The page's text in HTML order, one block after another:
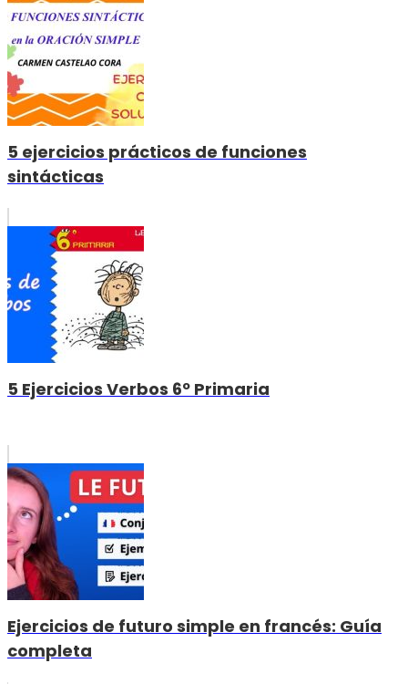
5 ejercicios prácticos de funciones
sintácticas
5 Ejercicios Verbos 6º Primaria
Ejercicios de futuro simple en francés: Guía
completa